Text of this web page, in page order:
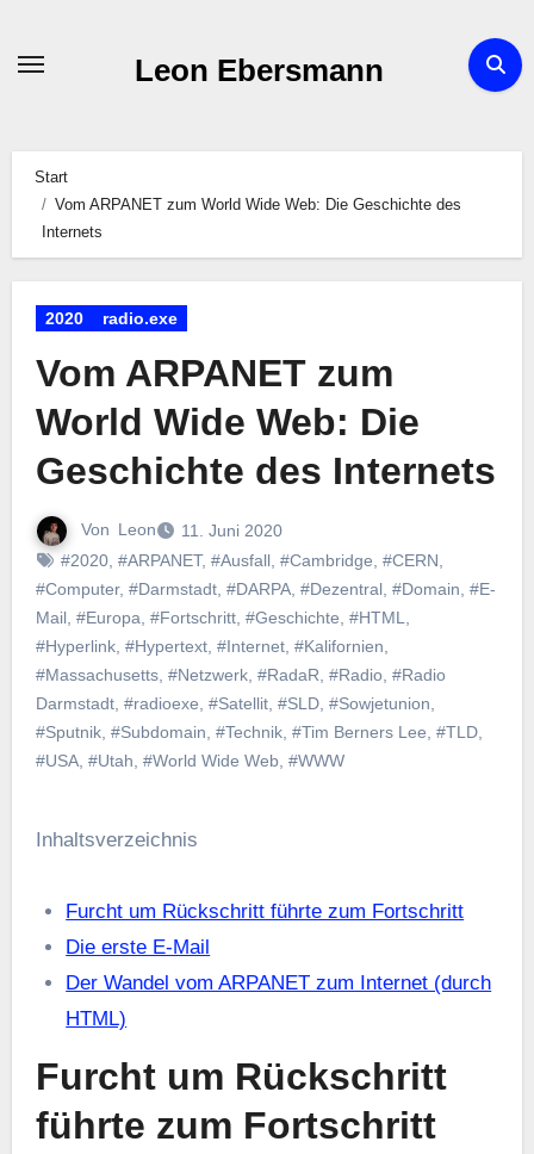
Leon Ebersmann
Start
Vom ARPANET zum World Wide Web: Die Geschichte des
Internets
2020 radio.exe
Vom ARPANET zum
World Wide Web: Die
Geschichte des Internets
Von Leon
11. Juni 2020
#2020, #ARPANET, #Ausfall, #Cambridge #CERN
#Computer, #Darmstadt, #DARPA, #Dezentral, #Domain #E-
Mail, #Europa #Fortschritt, #Geschichte #HTML
#Hyperlink, #Hypertext, #Internet, #Kalifornien
#Massachusetts, #Netzwerk, #RadaR #Radio, #Radio
Darmstadt, #radioexe #Satellit, #SLD, #Sowjetunion
#Sputnik, #Subdomain #Technik, #Tim Berners Lee #TLD,
#USA, #Utah #World Wide Web, #WWW
Inhaltsverzeichnis
Furcht um Rückschritt führte zum Fortschritt
Die erste E-Mail
Der Wandel vom ARPANET zum Internet (durch
HTML)
Furcht um Rückschritt
führte zum Fortschritt